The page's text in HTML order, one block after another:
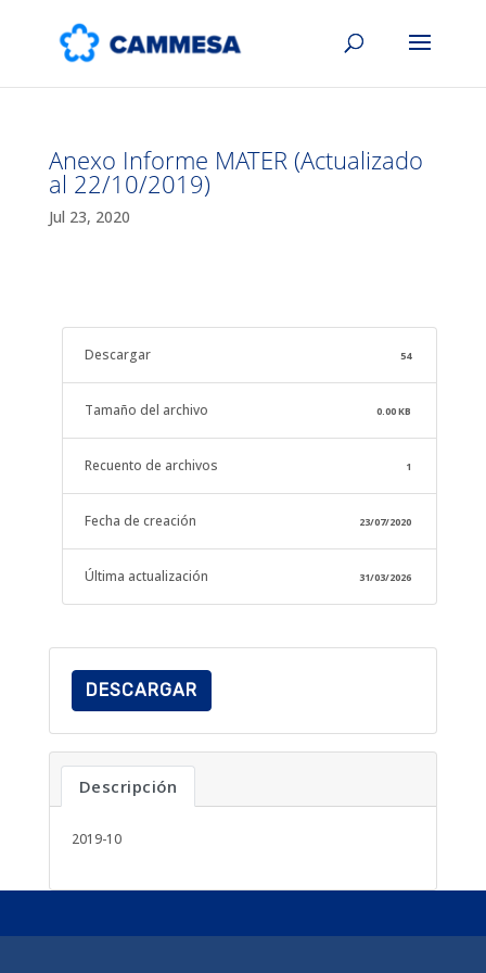
Anexo Informe MATER (Actualizado
al 22/10/2019)
Jul 23, 2020
Descargar 54
Tamaño del archivo 0.00 KB
Recuento de archivos 1
Fecha de creación 23/07/2020
Última actualización 31/03/2026
DESCARGAR
Descripción
2019-10